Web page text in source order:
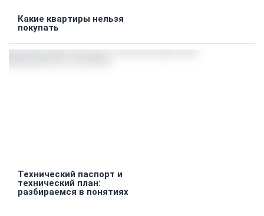
Какие квартиры нельзя
покупать
Технический паспорт и
технический план:
разбираемся в понятиях